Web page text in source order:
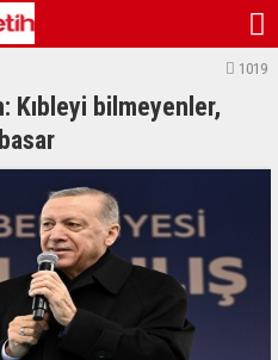
1019
Kıbleyi bilmeyenler,